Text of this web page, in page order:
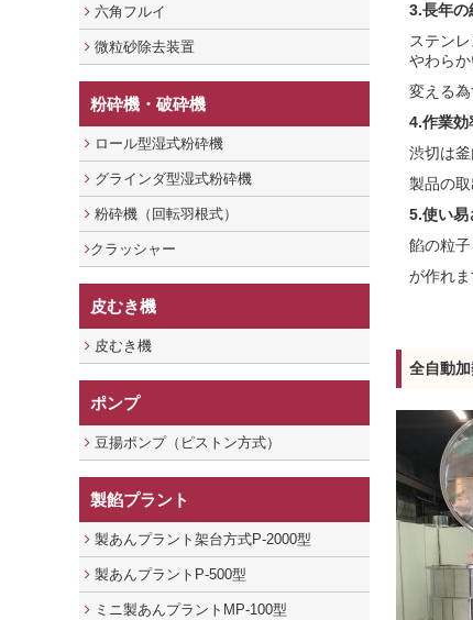
六角フルイ
微粒砂除去装置
粉砕機・破砕機
ロール型湿式粉砕機
グラインダ型湿式粉砕機
粉砕機（回転羽根式）
クラッシャー
皮むき機
皮むき機
ポンプ
豆揚ポンプ（ピストン方式）
製餡プラント
製あんプラント架台方式P-2000型
製あんプラントP-500型
ミニ製あんプラントMP-100型
3.長年の
ステン
やわら
変える
4.作業効
渋切は
製品の
5.使い易
餡の粒
が作れま
全自動